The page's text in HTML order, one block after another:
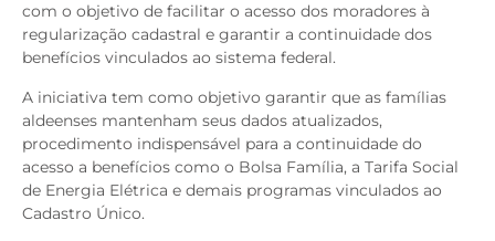
com o objetivo de facilitar o acesso dos moradores à
regularização cadastral e garantir a continuidade dos
benefícios vinculados ao sistema federal.
A iniciativa tem como objetivo garantir que as famílias
aldeenses mantenham seus dados atualizados,
procedimento indispensável para a continuidade do
acesso a benefícios como o Bolsa Família, a Tarifa Social
de Energia Elétrica e demais programas vinculados ao
Cadastro Único.